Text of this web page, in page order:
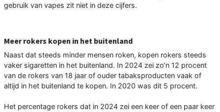
gebruik van vapes zit niet in deze cijfers.
Meer rokers kopen in het buitenland
Naast dat steeds minder mensen roken, kopen rokers steeds
vaker sigaretten in het buitenland. In 2024 zei zo’n 12 procent
van de rokers van 18 jaar of ouder tabaksproducten vaak of
altijd in het buitenland te kopen. In 2020 was dit 5 procent.
Het percentage rokers dat in 2024 zei een keer of een paar keer